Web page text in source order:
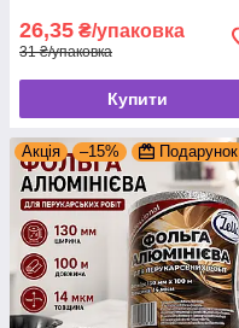
26,35 ₴/упаковка
31 ₴/упаковка
Купити
Акція –15% Подарунок